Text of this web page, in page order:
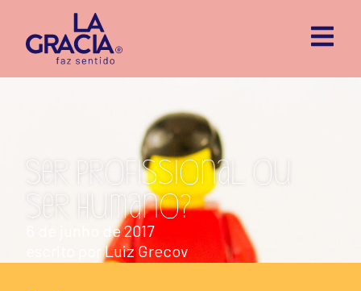
Ser profissional ou
ser humano?
6 de junho de 2017
escrito porLuiz Grecov